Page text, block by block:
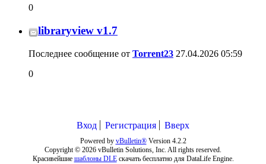
0
libraryview v1.7
Последнее сообщение от Torrent23 27.04.2026 05:59
0
Вход Регистрация Вверх
Powered by vBulletin®Version 4.2.2
Copyright © 2026 vBulletin Solutions, Inc. All rights reserved.
Красивейшие шаблоны DLEскачать бесплатно для DataLife Engine.